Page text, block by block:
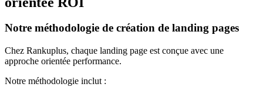
Notre méthodologie de création de landing pages
Chez Rankuplus, chaque landing page est conçue avec une
approche orientée performance.
Notre méthodologie inclut :